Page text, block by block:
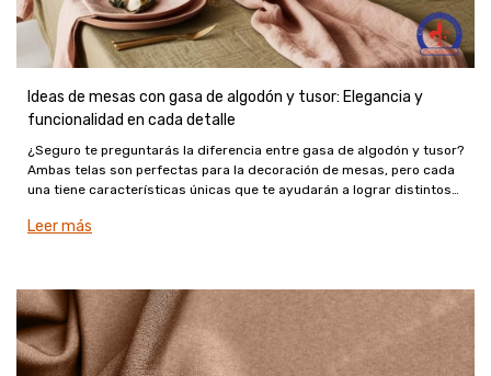
Ideas de mesas con gasa de algodón y tusor: Elegancia y
funcionalidad en cada detalle
¿Seguro te preguntarás la diferencia entre gasa de algodón y tusor?
Ambas telas son perfectas para la decoración de mesas, pero cada
una tiene características únicas que te ayudarán a lograr distintos
Leer más